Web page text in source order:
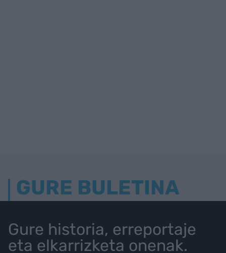
GURE BULETINA
Gure historia, erreportaje
eta elkarrizketa onenak.